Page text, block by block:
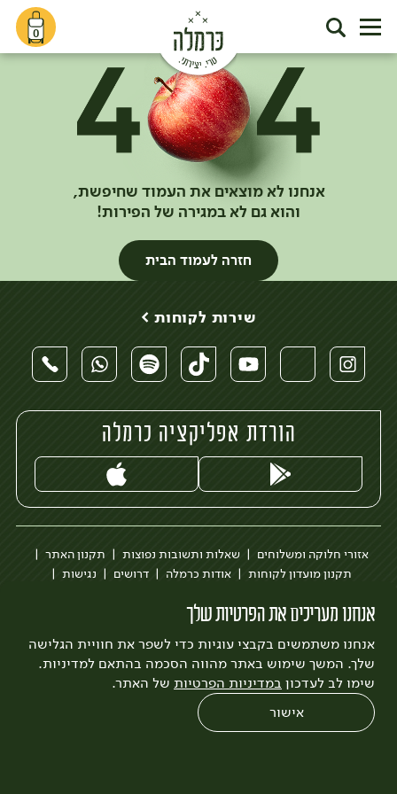
0
אנחנו לא מוצאים את העמוד שחיפשת,
והוא גם לא במגירה של הפירות!
חזרה לעמוד הבית
אנחנו מעריכים את הפרטיות שלך
אנחנו משתמשים בקבצי עוגיות כדי לשפר את חוויית הגלישה
שלך. המשך שימוש באתר מהווה הסכמה בהתאם למדיניות.
שימו לב לעדכון במדיניות הפרטיות של האתר.
אישור
שירות לקוחות >
הורדת אפליקציה כרמלה
אזורי חלוקה ומשלוחים שאלות ותשובות נפוצות
תקנון האתר
תקנון מועדון לקוחות
אודות כרמלה דרושים
נגישות
לצפייה בעדכון מדיניות פרטיות
עיצוב:3bears פיתוח:Quatro